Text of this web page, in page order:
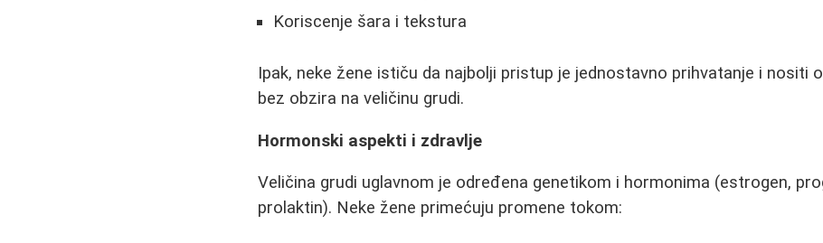
Koriscenje šara i tekstura
Ipak, neke žene ističu da najbolji pristup je jednostavno prihvatanje i nositi
bez obzira na veličinu grudi.
Hormonski aspekti i zdravlje
Veličina grudi uglavnom je određena genetikom i hormonima (estrogen,
prolaktin). Neke žene primećuju promene tokom: